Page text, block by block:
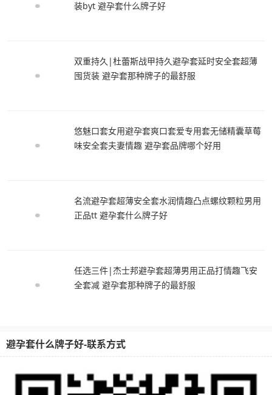
装byt 避孕套什么牌子好
双重持久|杜蕾斯战甲持久避孕套延时安全套超薄
囤货装 避孕套那种牌子的最舒服
悠魅口套女用避孕套爽口套爱专用套无储精囊草莓
味安全套夫妻情趣 避孕套品牌哪个好用
名流避孕套超薄安全套水润情趣凸点螺纹颗粒男用
正品tt 避孕套什么牌子好
任选三件|杰士邦避孕套超薄男用正品打情趣飞安
全套减 避孕套那种牌子的最舒服
避孕套什么牌子好-联系方式